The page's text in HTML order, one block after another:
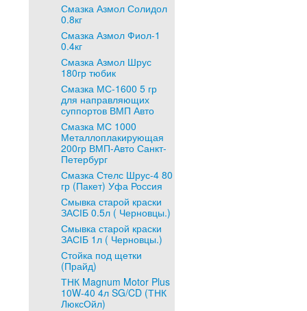
Смазка Азмол Солидол
0.8кг
Смазка Азмол Фиол-1
0.4кг
Смазка Азмол Шрус
180гр тюбик
Смазка МС-1600 5 гр
для направляющих
суппортов ВМП Авто
Смазка МС 1000
Металлоплакирующая
200гр ВМП-Авто Санкт-
Петербург
Смазка Стелс Шрус-4 80
гр (Пакет) Уфа Россия
Смывка старой краски
ЗАСІБ 0.5л ( Черновцы.)
Смывка старой краски
ЗАСІБ 1л ( Черновцы.)
Стойка под щетки
(Прайд)
ТНК Magnum Motor Plus
10W-40 4л SG/CD (ТНК
ЛюксОйл)